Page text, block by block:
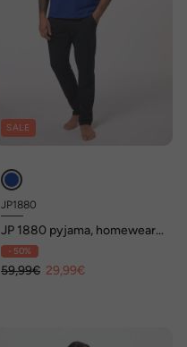
SALE
JP1880
JP 1880 pyjama, homewear,
tweedelig, T-shirt met all-
over print, lange broek, tot
8XL
- 50%
59,99€ 29,99€